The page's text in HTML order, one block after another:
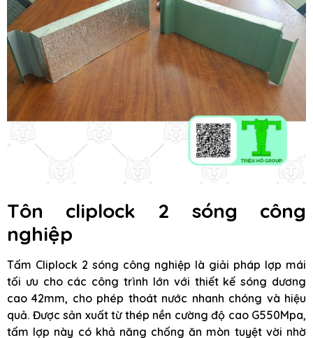
Tôn cliplock 2 sóng công
nghiệp
Tấm Cliplock 2 sóng công nghiệp là giải pháp lợp mái
tối ưu cho các công trình lớn với thiết kế sóng dương
cao 42mm, cho phép thoát nước nhanh chóng và hiệu
quả. Được sản xuất từ thép nền cường độ cao G550Mpa,
tấm lợp này có khả năng chống ăn mòn tuyệt vời nhờ